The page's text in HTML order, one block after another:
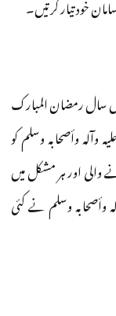
خود تیار کرتیں۔
سال رمضان المبارک
وأصحابہ وسلم کو
والی اور ہر مشکل میں
وأصحابہ وسلم نے کئی